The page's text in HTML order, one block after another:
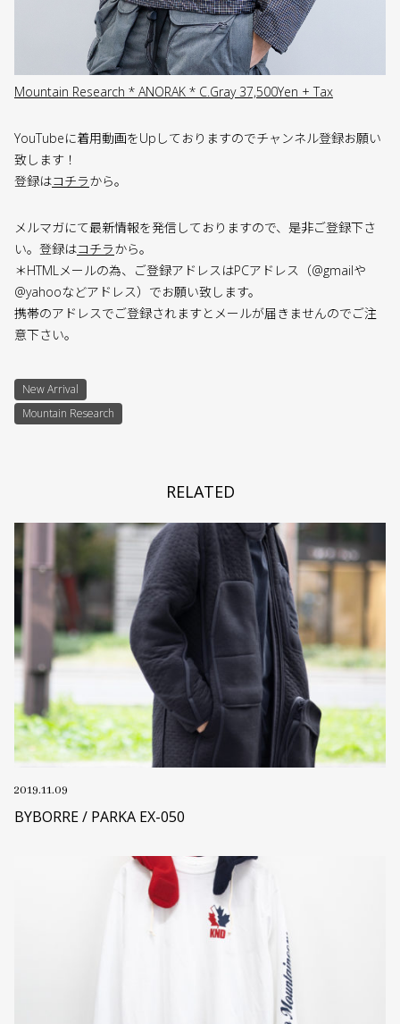
Mountain Research * ANORAK * C.Gray 37,500Yen + Tax
YouTubeに着用動画をUpしておりますのでチャンネル登録お願い
致します！
登録はコチラから。
メルマガにて最新情報を発信しておりますので、是非ご登録下さ
い。登録はコチラから。
＊HTMLメールの為、ご登録アドレスはPCアドレス（@gmailや
@yahooなどアドレス）でお願い致します。
携帯のアドレスでご登録されますとメールが届きませんのでご注
意下さい。
New Arrival
Mountain Research
RELATED
2019.11.09
BYBORRE / PARKA EX-050